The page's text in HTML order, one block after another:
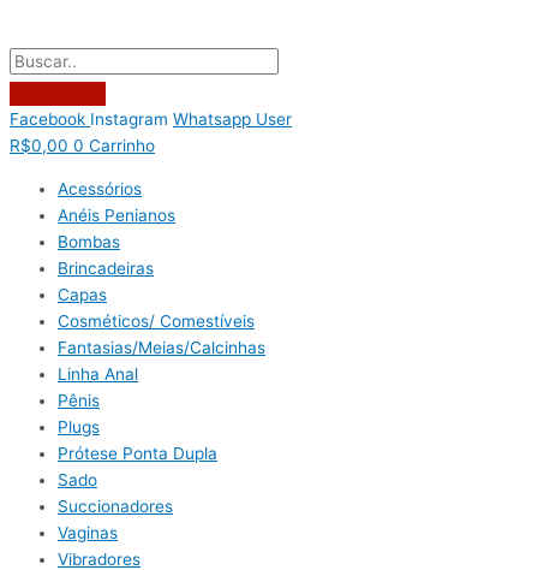
Facebook Instagram Whatsapp User
R$0,00 0 Carrinho
Acessórios
Anéis Penianos
Bombas
Brincadeiras
Capas
Cosméticos/ Comestíveis
Fantasias/Meias/Calcinhas
Linha Anal
Pênis
Plugs
Prótese Ponta Dupla
Sado
Succionadores
Vaginas
Vibradores